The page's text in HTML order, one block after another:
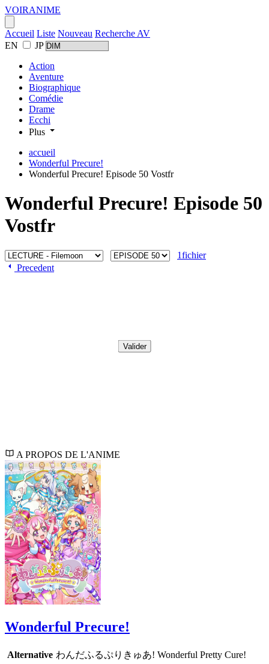
VOIRANIME
Accueil Liste Nouveau Recherche AV
EN
JP
Action
Aventure
Biographique
Comédie
Drame
Ecchi
Plus
accueil
Wonderful Precure!
Wonderful Precure! Episode 50 Vostfr
Wonderful Precure! Episode 50
Vostfr
1fichier
Precedent
Valider
A PROPOS DE L'ANIME
Wonderful Precure!
Alternative わんだふるぷりきゅあ! Wonderful Pretty Cure!